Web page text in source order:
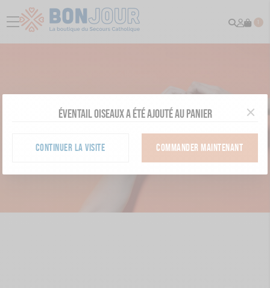
menu
Mon
Éventail oiseaux a été ajouté au panier
CONTINUER LA VISITE COMMANDER MAINTENANT